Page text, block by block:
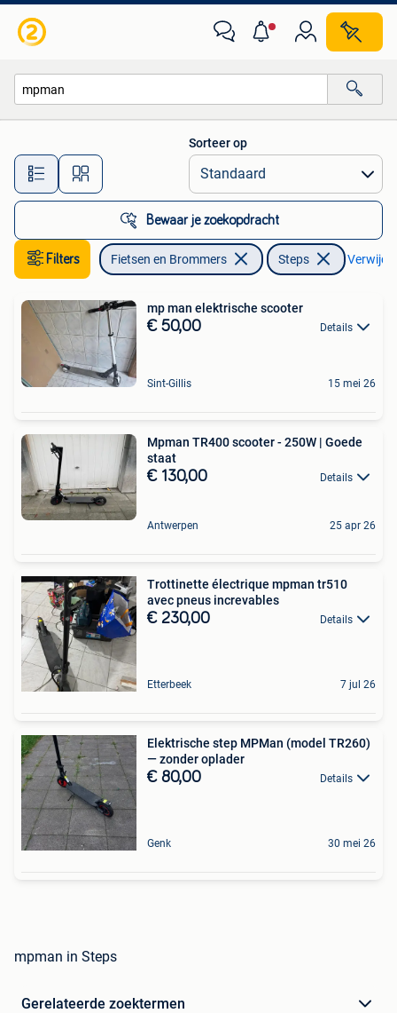
Alle afstanden…
Sorteer op
Bewaar je zoekopdracht
Filters Fietsen en Brommers Steps
mp man elektrische scooter
€ 50,00 Details
Sint-Gillis 15 mei 26
Mpman TR400 scooter - 250W | Goede
staat
€ 130,00 Details
Antwerpen 25 apr 26
Trottinette électrique mpman tr510
avec pneus increvables
€ 230,00 Details
Etterbeek 7 jul 26
Elektrische step MPMan (model TR260)
— zonder oplader
€ 80,00 Details
Genk 30 mei 26
mpman in Steps
Gerelateerde zoektermen